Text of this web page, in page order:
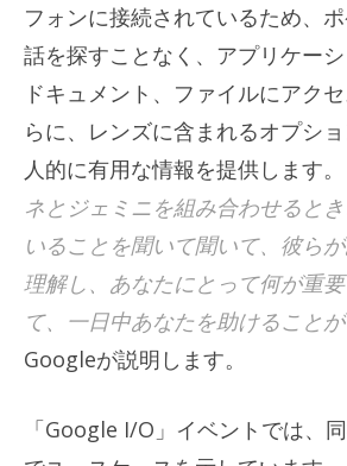
フォンに接続されているため、
話を探すことなく、アプリケーシ
ドキュメント、ファイルにアク
らに、レンズに含まれるオプシ
人的に有用な情報を提供します
ネとジェミニを組み合わせると
いることを聞いて聞いて、彼ら
理解し、あなたにとって何が重
て、一日中あなたを助けること
Googleが説明します。
「Google I/O」イベントでは、